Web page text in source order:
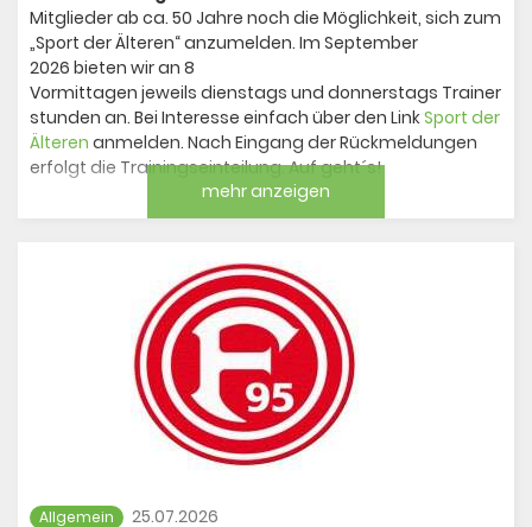
Mitglieder ab ca. 50 Jahre noch die Möglichkeit, sich zum
„Sport der Älteren“ anzumelden. Im September
2026 bieten wir an 8
Vormittagen jeweils dienstags und donnerstags Trainer
stunden an. Bei Interesse einfach über den LinkSport der
Älteren anmelden. Nach Eingang der Rückmeldungen
erfolgt die Trainingseinteilung. Auf geht´s!
mehr anzeigen
Allgemein 25.07.2026